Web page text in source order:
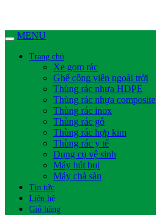
MENU
Trang chủ
Xe gom rác
Ghế công viên ngoài trời
Thùng rác nhựa HDPE
Thùng rác nhựa composite
Thùng rác inox
Thùng rác gỗ
Thùng rác hợp kim
Thùng rác y tế
Dụng cụ vệ sinh
Máy hút bụi
Máy chà sàn
Tin tức
Liên hệ
Giỏ hàng